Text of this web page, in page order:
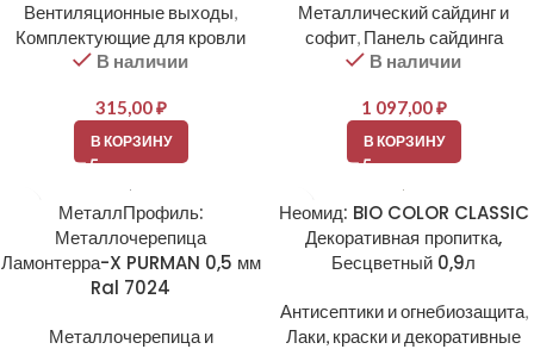
Вентиляционные выходы,
Комплектующие для кровли
В наличии
315,00₽
В КОРЗИНУ
Металлический сайдинг и
софит, Панель сайдинга
В наличии
1 097,00₽
В КОРЗИНУ
МеталлПрофиль:
Металлочерепица
Ламонтерра-X PURMAN 0,5 мм
Ral 7024
Металлочерепица и
Неомид: BIO COLOR CLASSIC
Декоративная пропитка,
Бесцветный 0,9л
Антисептики и огнебиозащита,
Лаки, краски и декоративные